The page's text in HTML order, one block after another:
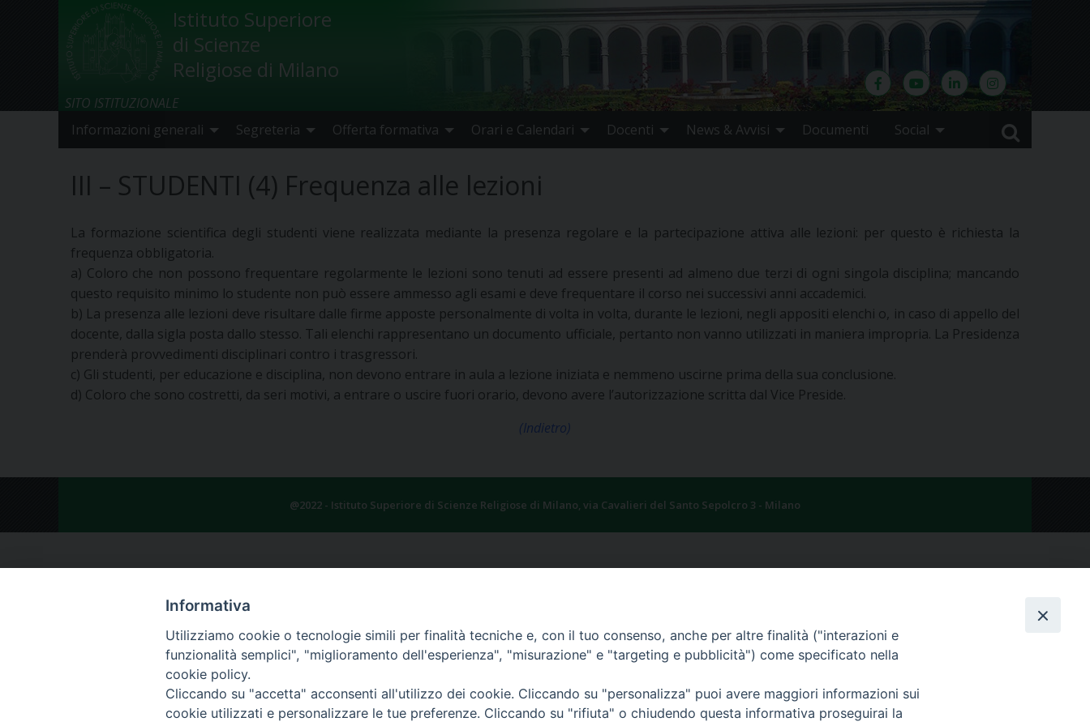
Istituto Superiore
di Scienze
Religiose di Milano
SITO ISTITUZIONALE
Informazioni generali
Segreteria Offerta formativa Orari e Calendari Docenti News & Avvisi Documenti Social
III – STUDENTI (4) Frequenza alle lezioni
La formazione scientifica degli studenti viene realizzata mediante la presenza regolare e la partecipazione attiva alle lezioni: per questo è richiesta la
frequenza obbligatoria.
a) Coloro che non possono frequentare regolarmente le lezioni sono tenuti ad essere presenti ad almeno due terzi di ogni singola disciplina; mancando
questo requisito minimo lo studente non può essere ammesso agli esami e deve frequentare il corso nei successivi anni accademici.
b) La presenza alle lezioni deve risultare dalle firme apposte personalmente di volta in volta, durante le lezioni, negli appositi elenchi o, in caso di appello del
docente, dalla sigla posta dallo stesso. Tali elenchi rappresentano un documento ufficiale, pertanto non vanno utilizzati in maniera impropria. La Presidenza
prenderà provvedimenti disciplinari contro i trasgressori.
c) Gli studenti, per educazione e disciplina, non devono entrare in aula a lezione iniziata e nemmeno uscirne prima della sua conclusione.
d) Coloro che sono costretti, da seri motivi, a entrare o uscire fuori orario, devono avere l’autorizzazione scritta dal Vice Preside.
(Indietro)
@2022 - Istituto Superiore di Scienze Religiose di Milano, via Cavalieri del Santo Sepolcro 3 - Milano
Informativa
Utilizziamo cookie o tecnologie simili per finalità tecniche e, con il tuo consenso, anche per altre finalità ("interazioni e
funzionalità semplici", "miglioramento dell'esperienza", "misurazione" e "targeting e pubblicità") come specificato nella
cookie policy.
Cliccando su "accetta" acconsenti all'utilizzo dei cookie. Cliccando su "personalizza" puoi avere maggiori informazioni sui
cookie utilizzati e personalizzare le tue preferenze. Cliccando su "rifiuta" o chiudendo questa informativa proseguirai la